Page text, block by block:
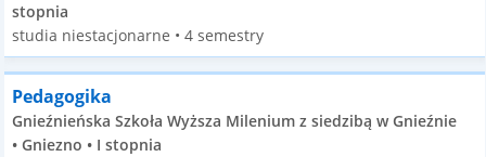
stopnia
studia niestacjonarne • 4 semestry
Pedagogika
Gnieźnieńska Szkoła Wyższa Milenium z siedzibą w Gnieźnie
• Gniezno • I stopnia